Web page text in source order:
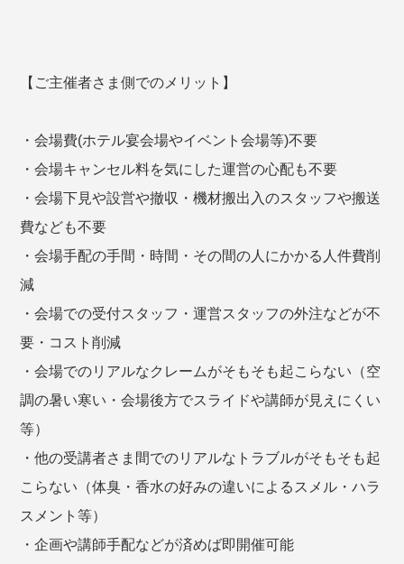
【ご主催者さま側でのメリット】
・会場費(ホテル宴会場やイベント会場等)不要
・会場キャンセル料を気にした運営の心配も不要
・会場下見や設営や撤収・機材搬出入のスタッフや搬送
費なども不要
・会場手配の手間・時間・その間の人にかかる人件費削
減
・会場での受付スタッフ・運営スタッフの外注などが不
要・コスト削減
・会場でのリアルなクレームがそもそも起こらない（空
調の暑い寒い・会場後方でスライドや講師が見えにくい
等）
・他の受講者さま間でのリアルなトラブルがそもそも起
こらない（体臭・香水の好みの違いによるスメル・ハラ
スメント等）
・企画や講師手配などが済めば即開催可能